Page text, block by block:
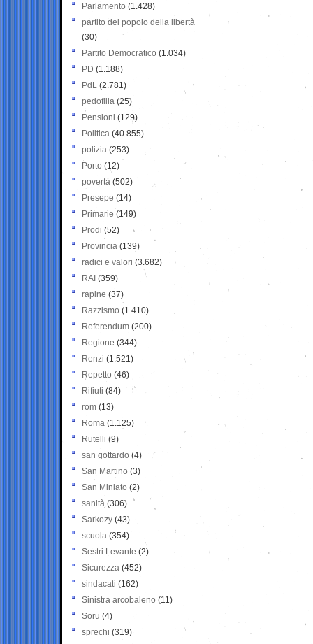
Parlamento (1.428)
partito del popolo della libertà
(30)
Partito Democratico (1.034)
PD (1.188)
PdL (2.781)
pedofilia (25)
Pensioni (129)
Politica (40.855)
polizia (253)
Porto (12)
povertà (502)
Presepe (14)
Primarie (149)
Prodi (52)
Provincia (139)
radici e valori (3.682)
RAI (359)
rapine (37)
Razzismo (1.410)
Referendum (200)
Regione (344)
Renzi (1.521)
Repetto (46)
Rifiuti (84)
rom (13)
Roma (1.125)
Rutelli (9)
san gottardo (4)
San Martino (3)
San Miniato (2)
sanità (306)
Sarkozy (43)
scuola (354)
Sestri Levante (2)
Sicurezza (452)
sindacati (162)
Sinistra arcobaleno (11)
Soru (4)
sprechi (319)